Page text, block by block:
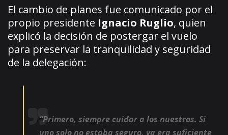
El cambio de planes fue comunicado por el
propio presidente Ignacio Ruglio, quien
explicó la decisión de postergar el vuelo
para preservar la tranquilidad y seguridad
de la delegación:
“Primero, siempre cuidar a los nuestros. Si
uno solo no estaba seguro, ya era suficiente